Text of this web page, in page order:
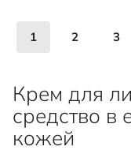
You're currently
1 Страница
2 3
Крем для
средство в
кожей